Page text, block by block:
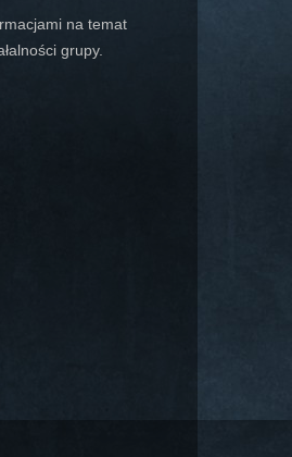
na temat
grupy.